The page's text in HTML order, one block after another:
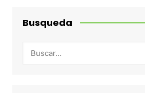
Busqueda